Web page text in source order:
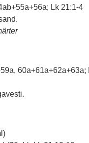
Lk 21:1-4
60a+61a+62a+63a;